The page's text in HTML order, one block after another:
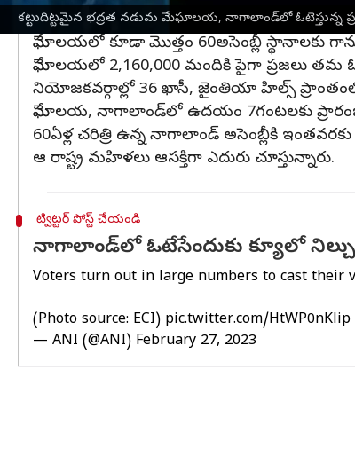
కట్టుదిట్టమైన భద్రత నడుమ మేఘాలయ, నాగాలాండ్‌లో ఓటెస్తున్న
సాయంత్రం 4గంటలకు పోలింగ్ ముగింపు
మేఘాలయలో కూడా మొత్తం 60అసెంబ్లీ స్థానాలకు
మేఘాలయలో 2,160,000 మందికి పైగా ప్రజలు తమ
నియోజకవర్గాల్లో 36 ఖాసీ, జైంతియా హిల్స్
మేఘాలయ, నాగాలాండ్‌లో ఉదయం 7గంటలకు
60ఏళ్ల చరిత్రి ఉన్న నాగాలాండ్ అసెంబ్లీకి
ఆ రాష్ట్ర మహిళలు ఆసక్తిగా ఎదురు చూస్తున్నారు.
ట్విట్టర్ పోస్ట్ చేయండి
నాగాలాండ్‌లో ఓటేసేందుకు క్యూలో
Voters turn out in large numbers to cast their
(Photo source: ECI) pic.twitter.com/HtWP0nKlip
— ANI (@ANI) February 27, 2023